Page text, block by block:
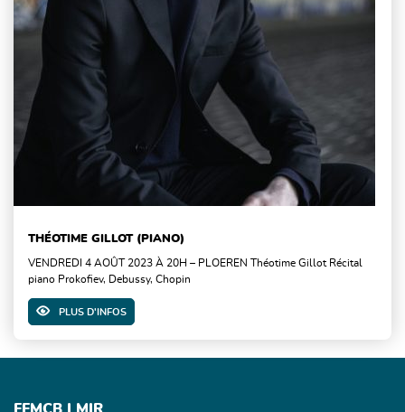
THÉOTIME GILLOT (PIANO)
VENDREDI 4 AOÛT 2023 À 20H – PLOEREN Théotime Gillot Récital
piano Prokofiev, Debussy, Chopin
PLUS D'INFOS
FFMCB | MIR